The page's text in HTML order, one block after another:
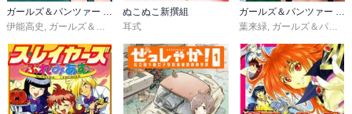
ガールズ＆パンツァー 劇場版Variante
伊能高史 , ガールズ＆パンツァー劇場版製作委員会
ぬこぬこ新撰組
耳式
ガールズ＆パンツァー 戦車道ノススメ
葉来緑, ガールズ＆パンツァー劇場版製作委員会